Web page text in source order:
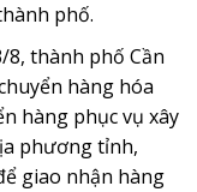
phố.
8, thành phố Cần
hàng hóa
hàng phục vụ xây
phương tỉnh,
giao nhận hàng